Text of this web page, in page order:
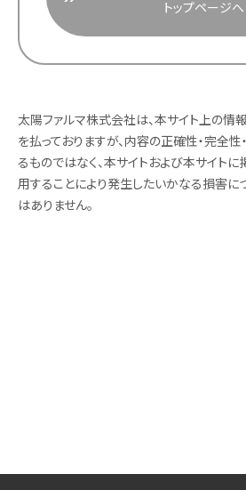
トップページへ
太陽ファルマ株式会社は、本サイト上の情
を払っておりますが、内容の正確性・完全
るものではなく、本サイトおよび本サイト
用することにより発生したいかなる損害に
はありません。